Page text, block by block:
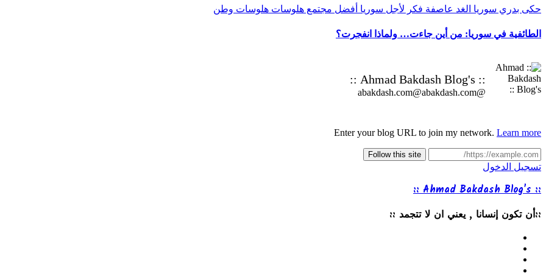
حكى بدري سوريا الغد عاصفة فكر لأجل سوريا أفضل مجتمع هلوسات هلوسات وطن
الطائفية في سوريا: من أين جاءت… ولماذا انفجرت؟
:: Ahmad Bakdash Blog's ::
@abakdash.com@abakdash.com
Enter your blog URL to join my network. Learn more
Follow this site
تسجيل الدخول
:: Ahmad Bakdash Blog's ::
::أن تكون إنسانا , يعني ان لا تتجمد ::